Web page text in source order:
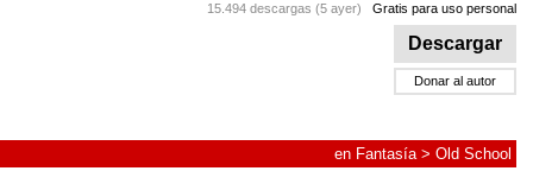
15.494 descargas (5 ayer) Gratis para uso personal
Descargar
Donar al autor
en Fantasía> Old School